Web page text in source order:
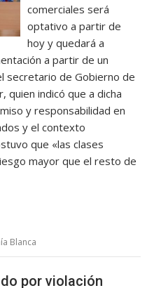
comerciales será
optativo a partir de
hoy y quedará a
a partir de un
secretario de Gobierno de
quien indicó que a dicha
y responsabilidad en
y el contexto
que «las clases
mayor que el resto de
Blanca
por violación